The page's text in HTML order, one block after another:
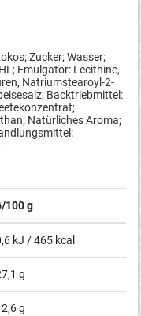
Zucker; Wasser;
Emulgator: Lecithine,
Natriumstearoyl-2-
Backtriebmittel:
Natürliches Aroma;
100 g
kJ / 465 kcal
g
g